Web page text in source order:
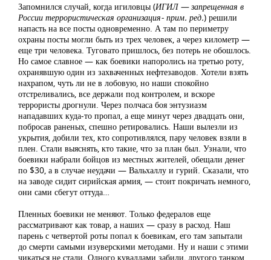
Запомнился случай, когда игиловцы (ИГИЛ — запрещенная в
России террористическая организация- прим. ред.) решили
напасть на все посты одновременно. А там по периметру
охраны посты могли быть из трех человек, а через километр —
еще три человека. Туговато пришлось, без потерь не обошлось.
Но самое славное — как боевики напоролись на третью роту,
охранявшую один из захваченных нефтезаводов. Хотели взять
нахрапом, чуть ли не в лобовую, но наши спокойно
отстреливались, все держали под контролем, и вскоре
террористы дрогнули. Через полчаса боя энтузиазм
нападавших куда-то пропал, а еще минут через двадцать они,
побросав раненых, спешно ретировались. Наши вылезли из
укрытия, добили тех, кто сопротивлялся, пару человек взяли в
плен. Стали выяснять, кто такие, что за план был. Узнали, что
боевики набрали бойцов из местных жителей, обещали денег
по $30, а в случае неудачи — Вальхаллу и гурий. Сказали, что
на заводе сидит сирийская армия, — стоит покричать немного,
они сами сбегут оттуда…
Пленных боевики не меняют. Только федералов еще
рассматривают как товар, а наших — сразу в расход. Наш
парень с четвертой роты попал к боевикам, его там запытали
до смерти самыми изуверскими методами. Ну и наши с этими
чикаться не стали. Одного кувалдами забили, другого танком